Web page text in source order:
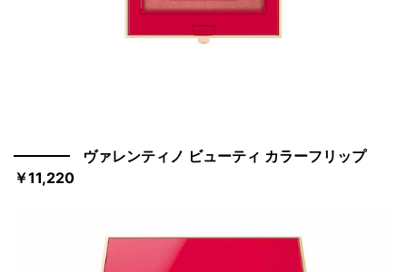
ヴァレンティノ ビューティ カラーフリップ
￥11,220